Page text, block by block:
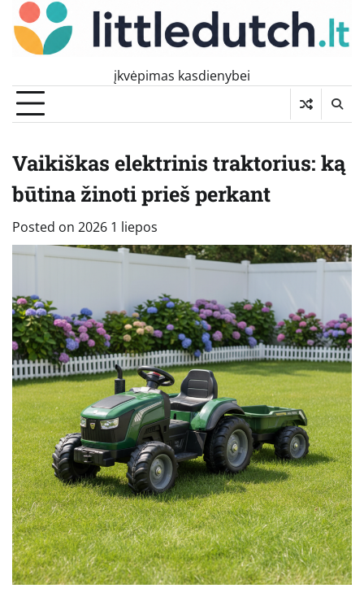
Skip
content
įkvėpimas kasdienybei
Vaikiškas elektrinis traktorius: ką
būtina žinoti prieš perkant
Posted on 2026 1 liepos